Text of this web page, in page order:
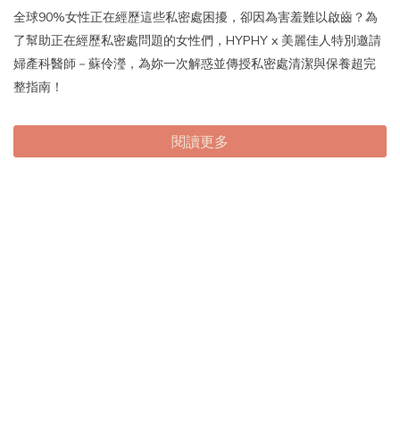
全球90%女性正在經歷這些私密處困擾，卻因為害羞難以啟齒？為
了幫助正在經歷私密處問題的女性們，HYPHY x 美麗佳人特別邀請
婦產科醫師－蘇伶瀅，為妳一次解惑並傳授私密處清潔與保養超完
整指南！
閱讀更多